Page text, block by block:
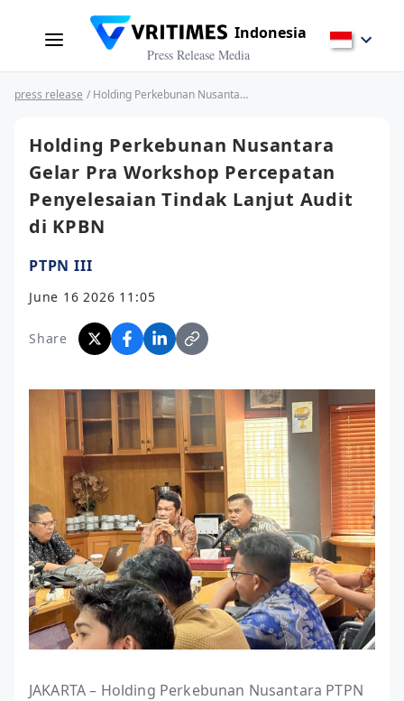
Indonesia
Press Release Media
press release / Holding Perkebunan Nusantara Gelar Pra Workshop Percepatan Penyelesaian Tindak Lanjut Audit di KPBN
Holding Perkebunan Nusantara
Gelar Pra Workshop Percepatan
Penyelesaian Tindak Lanjut Audit
di KPBN
PTPN III
June 16 2026 11:05
Share
JAKARTA – Holding Perkebunan Nusantara PTPN